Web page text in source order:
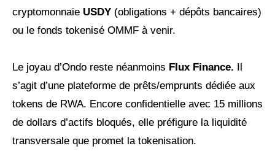
cryptomonnaie USDY (obligations + dépôts bancaires)
ou le fonds tokenisé OMMF à venir.
Le joyau d’Ondo reste néanmoins Flux Finance. Il
s’agit d’une plateforme de prêts/emprunts dédiée aux
tokens de RWA. Encore confidentielle avec 15 millions
de dollars d’actifs bloqués, elle préfigure la liquidité
transversale que promet la tokenisation.